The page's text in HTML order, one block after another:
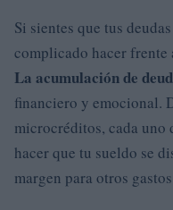
Si sientes que tus
complicado hacer frente
La acumulación de
financiero y emocional.
microcréditos, cada uno
hacer que tu sueldo se
margen para otros